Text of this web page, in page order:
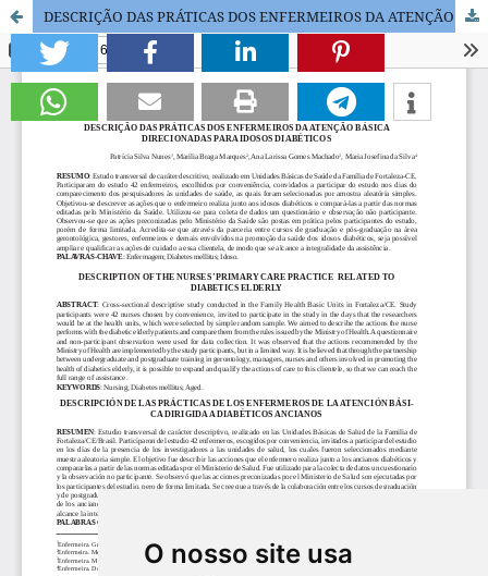
O nosso site usa
DESCRIÇÃO DAS PRÁTICAS DOS ENFERMEIROS DA ATENÇÃO BÁSICA DIRECIONADAS PARA IDOSOS DIABÉTICOS